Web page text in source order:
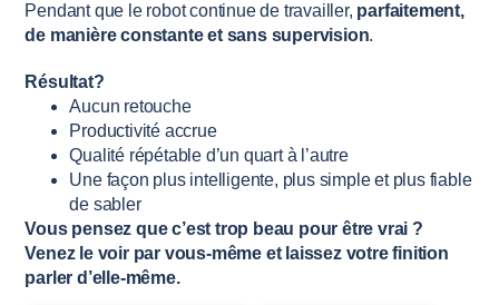
Pendant que le robot continue de travailler, parfaitement,
de manière constante et sans supervision.
Résultat?
Aucun retouche
Productivité accrue
Qualité répétable d’un quart à l’autre
Une façon plus intelligente, plus simple et plus fiable
de sabler
Vous pensez que c’est trop beau pour être vrai ?
Venez le voir par vous-même et laissez votre finition
parler d’elle-même.